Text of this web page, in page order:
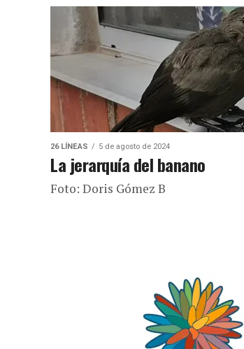
26 LÍNEAS 5 de agosto de 2024
La jerarquía del banano
Foto: Doris Gómez B